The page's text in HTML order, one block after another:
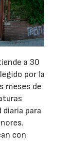
a 30
por la
meses de
para
con